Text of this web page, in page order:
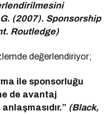
(2007). Sponsorship
Routledge)
değerlendiriyor;
ile sponsorluğu
de avantaj
(Black,